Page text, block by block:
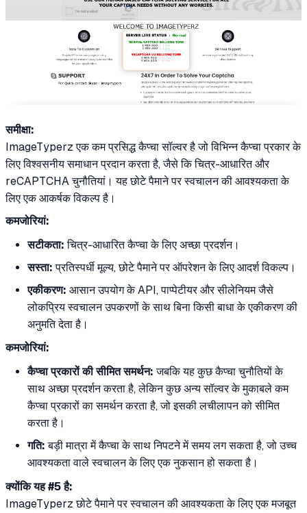
समीक्षा:
ImageTyperz एक कम प्रसिद्ध कैप्चा सॉल्वर है जो विभिन्न कैप्चा प्रकार के
लिए विश्वसनीय समाधान प्रदान करता है, जैसे कि चित्र-आधारित और
reCAPTCHA चुनौतियां। यह छोटे पैमाने पर स्वचालन की आवश्यकता के
लिए एक आकर्षक विकल्प है।
कमजोरियां:
सटीकता: चित्र-आधारित कैप्चा के लिए अच्छा प्रदर्शन।
सस्ता: प्रतिस्पर्धी मूल्य, छोटे पैमाने पर ऑपरेशन के लिए आदर्श विकल्प।
एकीकरण: आसान उपयोग के API, पाप्पेटीयर और सीलेनियम जैसे
लोकप्रिय स्वचालन उपकरणों के साथ बिना किसी बाधा के एकीकरण की
अनुमति देता है।
कमजोरियां:
कैप्चा प्रकारों की सीमित समर्थन: जबकि यह कुछ कैप्चा चुनौतियों के
साथ अच्छा प्रदर्शन करता है, लेकिन कुछ अन्य सॉल्वर के मुकाबले कम
कैप्चा प्रकारों का समर्थन करता है, जो इसकी लचीलापन को सीमित
करता है।
गति: बड़ी मात्रा में कैप्चा के साथ निपटने में समय लग सकता है, जो उच्च
आवश्यकता वाले स्वचालन के लिए एक नुकसान हो सकता है।
क्योंकि यह #5 है:
ImageTyperz छोटे पैमाने पर स्वचालन की आवश्यकता के लिए एक मजबूत